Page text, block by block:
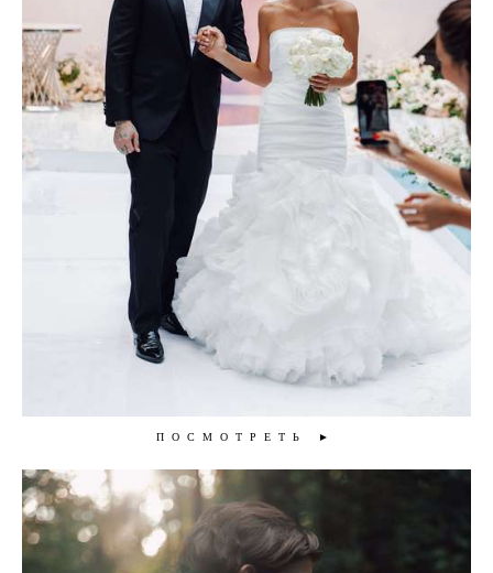
ПОСМОТРЕТЬ ►